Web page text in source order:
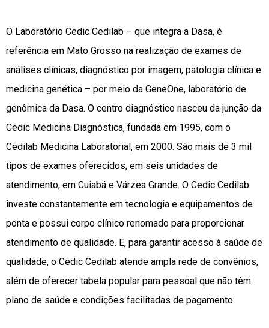
O Laboratório Cedic Cedilab – que integra a Dasa, é
referência em Mato Grosso na realização de exames de
análises clínicas, diagnóstico por imagem, patologia clínica e
medicina genética – por meio da GeneOne, laboratório de
genômica da Dasa. O centro diagnóstico nasceu da junção da
Cedic Medicina Diagnóstica, fundada em 1995, com o
Cedilab Medicina Laboratorial, em 2000. São mais de 3 mil
tipos de exames oferecidos, em seis unidades de
atendimento, em Cuiabá e Várzea Grande. O Cedic Cedilab
investe constantemente em tecnologia e equipamentos de
ponta e possui corpo clínico renomado para proporcionar
atendimento de qualidade. E, para garantir acesso à saúde de
qualidade, o Cedic Cedilab atende ampla rede de convênios,
além de oferecer tabela popular para pessoal que não têm
plano de saúde e condições facilitadas de pagamento.